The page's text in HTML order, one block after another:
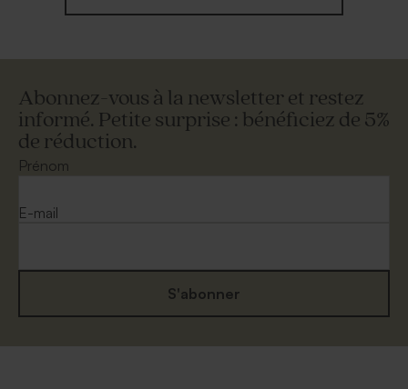
Abonnez-vous à la newsletter et restez
informé. Petite surprise : bénéficiez de 5%
de réduction.
Prénom
E-mail
S'abonner